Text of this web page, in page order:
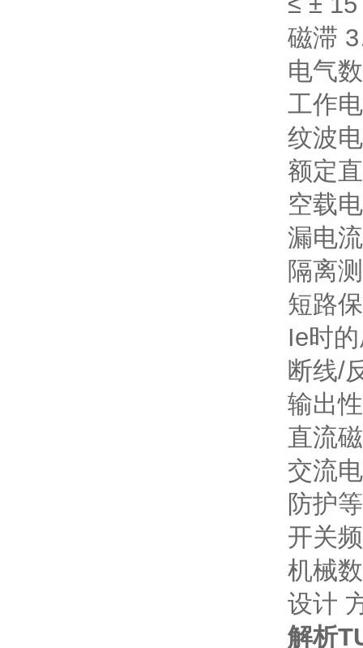
磁滞
电气
工作
纹波
额定
空载
漏电
隔离
短路
Ie时
断线/
输出
直流
交流
防护
开关
机械
设计
解析